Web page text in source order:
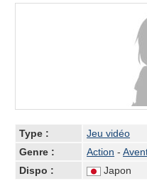
Type :
Jeu vidéo
Genre :
Action -
Dispo :
Japon